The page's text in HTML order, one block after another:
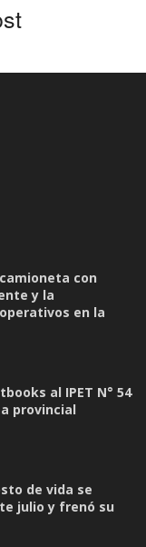
con
y la
en la
al IPET N° 54
provincial
de vida se
julio y frenó su